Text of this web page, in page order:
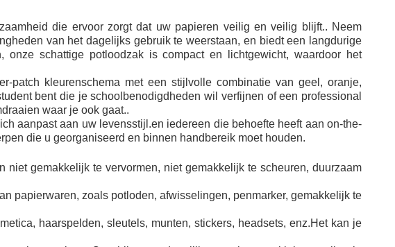
die ervoor zorgt dat uw papieren veilig en veilig blijft.. Neem
van het dagelijks gebruik te weerstaan, en biedt een langdurige
onze schattige potloodzak is compact en lichtgewicht, waardoor het
patch kleurenschema met een stijlvolle combinatie van geel, oranje,
bent die je schoolbenodigdheden wil verfijnen of een professional
waar je ook gaat..
aanpast aan uw levensstijl.en iedereen die behoefte heeft aan on-the-
die u georganiseerd en binnen handbereik moet houden.
gemakkelijk te vervormen, niet gemakkelijk te scheuren, duurzaam
papierwaren, zoals potloden, afwisselingen, penmarker, gemakkelijk te
haarspelden, sleutels, munten, stickers, headsets, enz.Het kan je